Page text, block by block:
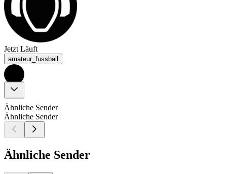
Jetzt Läuft
amateur_fussball
Ähnliche Sender
Ähnliche Sender
Ähnliche Sender